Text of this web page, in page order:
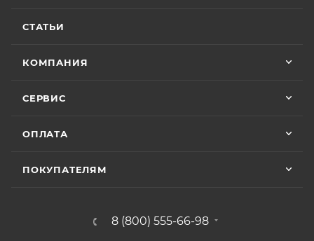
СТАТЬИ
КОМПАНИЯ
СЕРВИС
ОПЛАТА
ПОКУПАТЕЛЯМ
8 (800) 555-66-98